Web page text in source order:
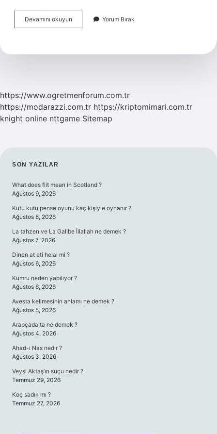
Devamını okuyun
Sabundan
Yapılır
Yorum Bırak
https://www.ogretmenforum.com.tr
https://modarazzi.com.tr https://kriptomimari.com.tr
knight online nttgame Sitemap
SIDEBAR
SON YAZILAR
What does flit mean in Scotland ?
Ağustos 9, 2026
Kutu kutu pense oyunu kaç kişiyle oynanır ?
Ağustos 8, 2026
La tahzen ve La Galibe İllallah ne demek ?
Ağustos 7, 2026
Dinen at eti helal mi ?
Ağustos 6, 2026
Kumru neden yapılıyor ?
Ağustos 6, 2026
Avesta kelimesinin anlamı ne demek ?
Ağustos 5, 2026
Arapçada ta ne demek ?
Ağustos 4, 2026
Ahad-ı Nas nedir ?
Ağustos 3, 2026
Veysi Aktaş’ın suçu nedir ?
Temmuz 29, 2026
Koç sadık mı ?
Temmuz 27, 2026